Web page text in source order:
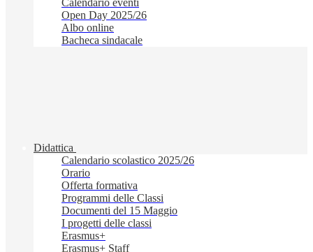
Calendario eventi
Open Day 2025/26
Albo online
Bacheca sindacale
Didattica
Calendario scolastico 2025/26
Orario
Offerta formativa
Programmi delle Classi
Documenti del 15 Maggio
I progetti delle classi
Erasmus+
Erasmus+ Staff